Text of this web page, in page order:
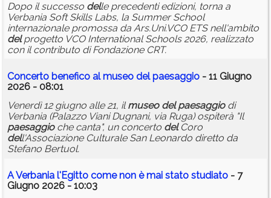
Dopo il successo delle precedenti edizioni, torna a
Verbania Soft Skills Labs, la Summer School
internazionale promossa da Ars.Uni.VCO ETS nell'ambito
delprogetto VCO International Schools 2026, realizzato
con il contributo di Fondazione CRT.
Concerto benefico almuseo del paesaggio - 11 Giugno
2026 - 08:01
Venerdì 12 giugno alle 21, ilmuseo del paesaggiodi
Verbania (Palazzo Viani Dugnani, via Ruga) ospiterà "Il
paesaggioche canta", un concerto delCoro
dell'Associazione Culturale San Leonardo diretto da
Stefano Bertuol.
A Verbania l'Egitto come non è mai stato studiato - 7
Giugno 2026 - 10:03